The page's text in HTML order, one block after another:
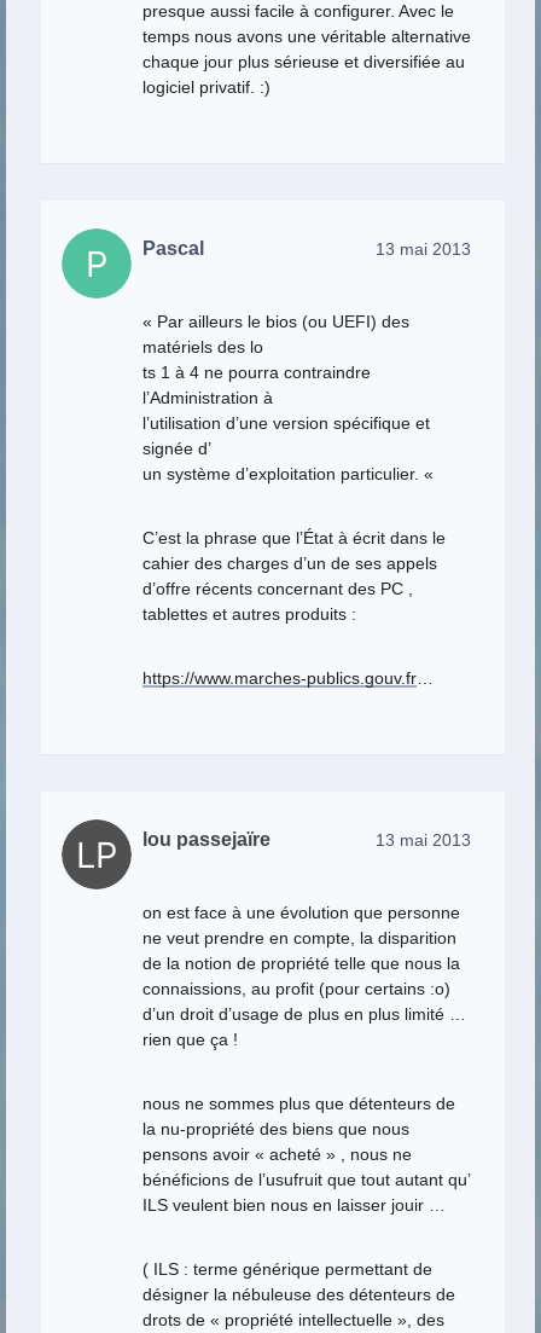
presque aussi facile à configurer. Avec le
temps nous avons une véritable alternative
chaque jour plus sérieuse et diversifiée au
logiciel privatif. :)
Pascal 13 mai 2013
« Par ailleurs le bios (ou UEFI) des
matériels des lo
ts 1 à 4 ne pourra contraindre
l’Administration à
l’utilisation d’une version spécifique et
signée d’
un système d’exploitation particulier. «
C’est la phrase que l’État à écrit dans le
cahier des charges d’un de ses appels
d’offre récents concernant des PC ,
tablettes et autres produits :
https://www.marches-publics.gouv.fr…
lou passejaïre 13 mai 2013
on est face à une évolution que personne
ne veut prendre en compte, la disparition
de la notion de propriété telle que nous la
connaissions, au profit (pour certains :o)
d’un droit d’usage de plus en plus limité …
rien que ça !
nous ne sommes plus que détenteurs de
la nu-propriété des biens que nous
pensons avoir « acheté » , nous ne
bénéficions de l’usufruit que tout autant qu’
ILS veulent bien nous en laisser jouir …
( ILS : terme générique permettant de
désigner la nébuleuse des détenteurs de
drots de « propriété intellectuelle », des